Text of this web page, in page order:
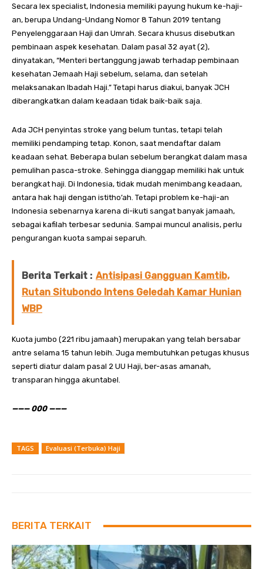
Secara lex specialist, Indonesia memiliki payung hukum ke-haji-
an, berupa Undang-Undang Nomor 8 Tahun 2019 tentang
Penyelenggaraan Haji dan Umrah. Secara khusus disebutkan
pembinaan aspek kesehatan. Dalam pasal 32 ayat (2),
dinyatakan, “Menteri bertanggung jawab terhadap pembinaan
kesehatan Jemaah Haji sebelum, selama, dan setelah
melaksanakan Ibadah Haji.” Tetapi harus diakui, banyak JCH
diberangkatkan dalam keadaan tidak baik-baik saja.
Ada JCH penyintas stroke yang belum tuntas, tetapi telah
memiliki pendamping tetap. Konon, saat mendaftar dalam
keadaan sehat. Beberapa bulan sebelum berangkat dalam masa
pemulihan pasca-stroke. Sehingga dianggap memiliki hak untuk
berangkat haji. Di Indonesia, tidak mudah menimbang keadaan,
antara hak haji dengan istitho’ah. Tetapi problem ke-haji-an
Indonesia sebenarnya karena di-ikuti sangat banyak jamaah,
sebagai kafilah terbesar sedunia. Sampai muncul analisis, perlu
pengurangan kuota sampai separuh.
Berita Terkait : Antisipasi Gangguan Kamtib,
Rutan Situbondo Intens Geledah Kamar Hunian
WBP
Kuota jumbo (221 ribu jamaah) merupakan yang telah bersabar
antre selama 15 tahun lebih. Juga membutuhkan petugas khusus
seperti diatur dalam pasal 2 UU Haji, ber-asas amanah,
transparan hingga akuntabel.
——— 000 ———
TAGS Evaluasi (Terbuka) Haji
BERITA TERKAIT